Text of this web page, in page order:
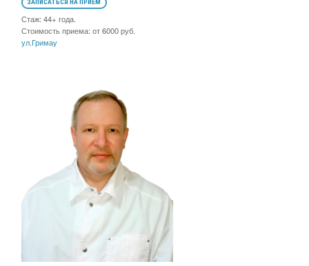
ЗАПИСАТЬСЯ НА ПРИЕМ
Стаж: 44+ года.
Стоимость приема: от 6000 руб.
ул.Гримау